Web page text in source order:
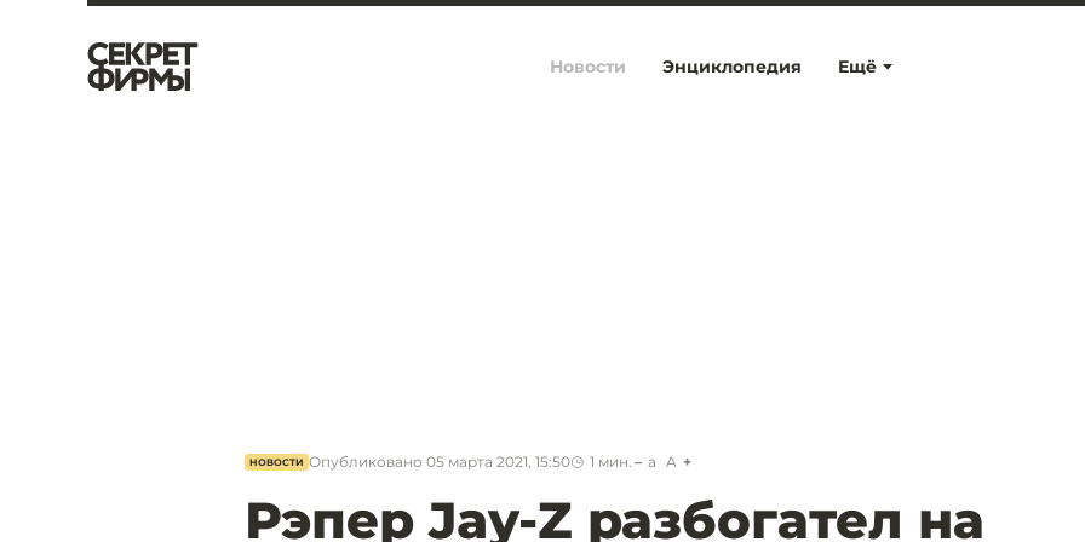
Ещё
Новости Энциклопедия
НОВОСТИ Опубликовано 05 марта 2021, 15:50 1 мин. a A
Рэпер Jay-Z разбогател на